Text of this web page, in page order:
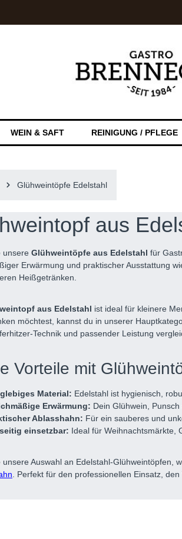
WEIN & SAFT REINIGUNG / PFLEGE
Glühweintöpfe Edelstahl
aus
unsere Glühweintöpfe aus Edelstahl für
Erwärmung und praktischer Ausstattung
Heißgetränken.
aus Edelstahl ist ideal für kleinere
möchtest, kannst du in unserer
Technik und passender Leistung
Vorteile mit
Material: Edelstahl ist hygienisch,
Erwärmung: Dein Glühwein,
Ablasshahn: Für ein sauberes und
einsetzbar: Ideal für Weihnachtsmärkte,
unsere Auswahl an Edelstahl-Glühweintöpfen,
. Perfekt für den professionellen Einsatz,